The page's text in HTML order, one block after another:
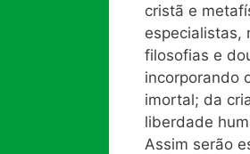
cristã e
especialistas,
filosofias e
incorporando
imortal; da
liberdade
Assim serão